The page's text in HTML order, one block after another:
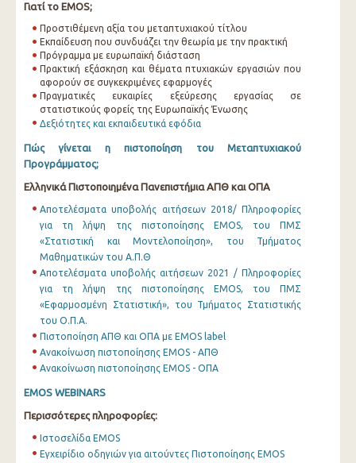
Γιατί το EMOS;
Προστιθέμενη αξία του μεταπτυχιακού τίτλου
Εκπαίδευση που συνδυάζει την θεωρία με την πρακτική
Πρόγραμμα με ευρωπαϊκή διάσταση
Πρακτική εξάσκηση και θέματα πτυχιακών εργασιών που
αφορούν σε συγκεκριμένες εφαρμογές
Πραγματικές ευκαιρίες εξεύρεσης εργασίας σε
στατιστικούς φορείς της Ευρωπαϊκής Ένωσης
Δεξιότητες και εκπαιδευτικά εφόδια
Πώς γίνεται η πιστοποίηση του Μεταπτυχιακού
Προγράμματος;
Ελληνικά Πιστοποιημένα Πανεπιστήμια ΑΠΘ και ΟΠΑ
Αποτελέσματα υποβολής αιτήσεων 2018/ Πληροφορίες
για τη λήψη της πιστοποίησης EMOS, του ΠΜΣ
«Στατιστική και Μοντελοποίηση», του Τμήματος
Μαθηματικών του Α.Π.Θ
Αποτελέσματα υποβολής αιτήσεων 2021 / Πληροφορίες
για τη λήψη της πιστοποίησης EMOS, του ΠΜΣ
«Εφαρμοσμένη Στατιστική», του Τμήματος Στατιστικής
του Ο.Π.Α.
Πιστοποίηση ΑΠΘ και ΟΠΑ με EMOS label
Ανακοίνωση πιστοποίησης EMOS - ΑΠΘ
Ανακοίνωση πιστοποίησης EMOS - ΟΠΑ
EMOS WEBINARS
Περισσότερες πληροφορίες:
Ιστοσελίδα EMOS
Εγχειρίδιο οδηγιών για αιτούντες Πιστοποίησης EMOS